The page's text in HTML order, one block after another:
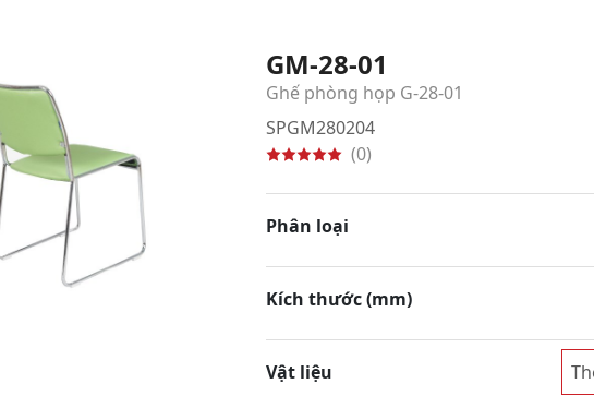
GM-28-01
Ghế phòng họp G-28-01
SPGM280204
(0)
Phân loại
Kích thước (mm)
Vật liệu